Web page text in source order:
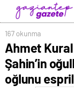
bir dille anlattı!
167 okunma
Ahmet Kural
Şahin’in
oğlunu